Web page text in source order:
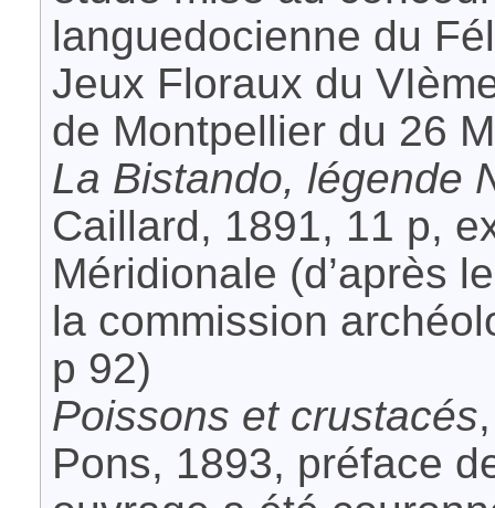
languedocienne du
Jeux Floraux du
de Montpellier du 26
La Bistando, légende
Caillard, 1891, 11 p,
Méridionale (d’après
la commission
p 92)
Poissons et crustacés
Pons, 1893, préface